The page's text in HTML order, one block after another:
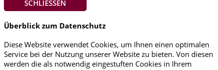
SCHLIESSEN
Überblick zum Datenschutz
Diese Website verwendet Cookies, um Ihnen einen optimalen
Service bei der Nutzung unserer Website zu bieten. Von diesen
werden die als notwendig eingestuften Cookies in Ihrem